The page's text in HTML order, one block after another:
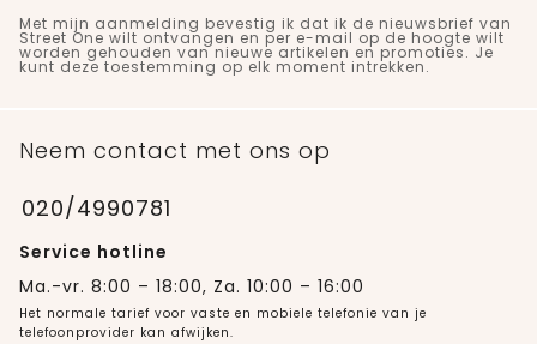
Met mijn aanmelding bevestig ik dat ik de nieuwsbrief van
Street One wilt ontvangen en per e-mail op de hoogte wilt
worden gehouden van nieuwe artikelen en promoties. Je
kunt deze toestemming op elk moment intrekken.
Neem contact met ons op
020/4990781
Service hotline
Ma.-vr. 8:00 – 18:00, Za. 10:00 – 16:00
Het normale tarief voor vaste en mobiele telefonie van je
telefoonprovider kan afwijken.